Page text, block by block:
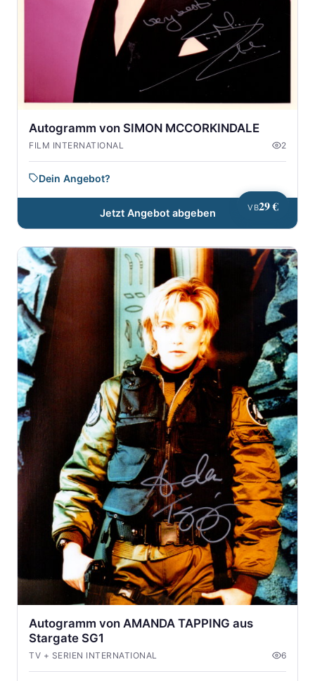
VB29 €
Autogramm von SIMON MCCORKINDALE
FILM INTERNATIONAL 2
Dein Angebot?
Jetzt Angebot abgeben
Autogramm von AMANDA TAPPING aus
Stargate SG1
TV + SERIEN INTERNATIONAL 6